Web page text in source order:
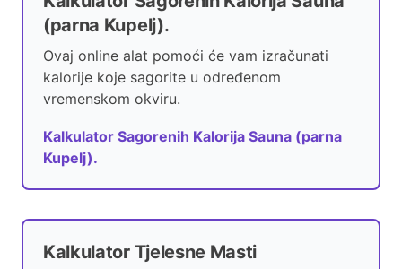
(parna Kupelj).
Ovaj online alat pomoći će vam izračunati
kalorije koje sagorite u određenom
vremenskom okviru.
Kalkulator Sagorenih Kalorija Sauna (parna
Kupelj).
Kalkulator Tjelesne Masti